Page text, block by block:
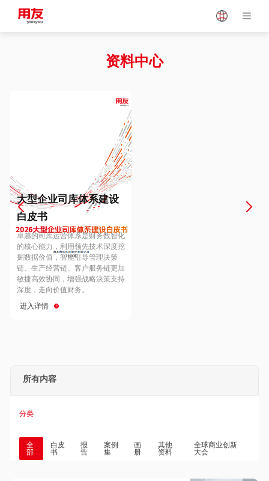
Vietnam
Europe
Hungary
Hong Kong
资料中心
大型企业司库体系建设
白皮书
卓越的司库运营体系是财务数智化
的核心能力，利用领先技术深度挖
掘数据价值，智能引导管理决策
链、生产经营链、客户服务链更加
敏捷高效协同，增强战略決策支持
深度，走向价值财务。
进入详情
所有内容
分类
全
部
白皮
书
报
告
案例
集
画
册
其他
资料
全球商业创新
大会